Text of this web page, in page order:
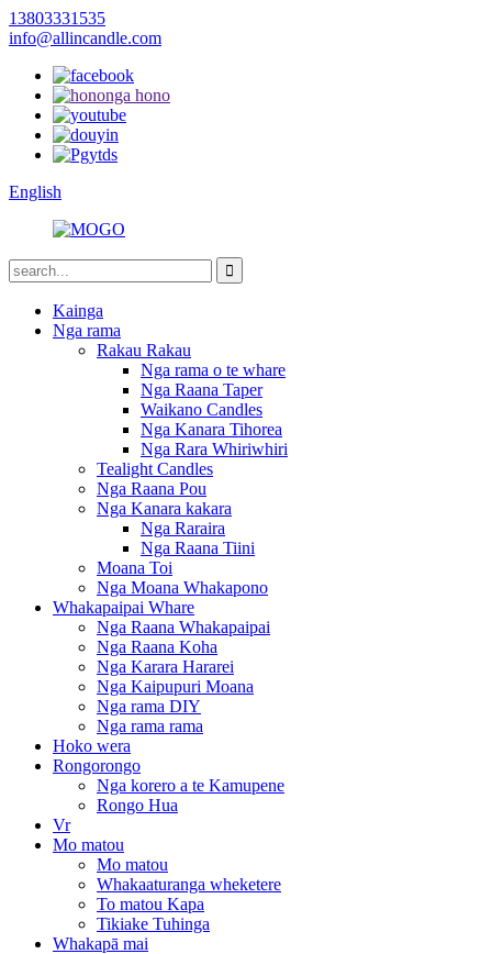
13803331535
info@allincandle.com
English
Kainga
Nga rama
Rakau Rakau
Nga rama o te whare
Nga Raana Taper
Waikano Candles
Nga Kanara Tihorea
Nga Rara Whiriwhiri
Tealight Candles
Nga Raana Pou
Nga Kanara kakara
Nga Raraira
Nga Raana Tiini
Moana Toi
Nga Moana Whakapono
Whakapaipai Whare
Nga Raana Whakapaipai
Nga Raana Koha
Nga Karara Hararei
Nga Kaipupuri Moana
Nga rama DIY
Nga rama rama
Hoko wera
Rongorongo
Nga korero a te Kamupene
Rongo Hua
Vr
Mo matou
Mo matou
Whakaaturanga wheketere
To matou Kapa
Tikiake Tuhinga
Whakapā mai